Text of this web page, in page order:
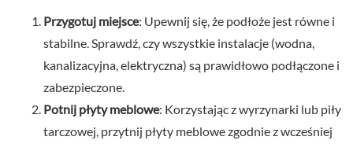
Przygotuj miejsce: Upewnij się, że podłoże jest równe i
stabilne. Sprawdź, czy wszystkie instalacje (wodna,
kanalizacyjna, elektryczna) są prawidłowo podłączone i
zabezpieczone.
Potnij płyty meblowe: Korzystając z wyrzynarki lub piły
tarczowej, przytnij płyty meblowe zgodnie z wcześniej